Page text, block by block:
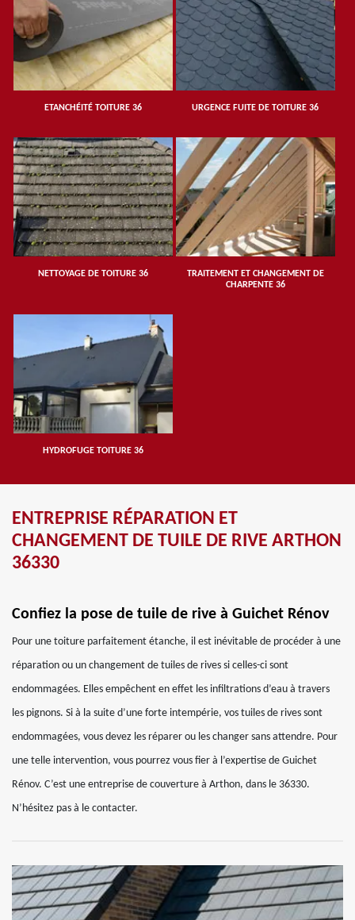
ETANCHÉITÉ TOITURE 36 URGENCE FUITE DE TOITURE 36
NETTOYAGE DE TOITURE 36
TRAITEMENT ET CHANGEMENT DE
CHARPENTE 36
HYDROFUGE TOITURE 36
ENTREPRISE RÉPARATION ET
CHANGEMENT DE TUILE DE RIVE ARTHON
36330
Confiez la pose de tuile de rive à Guichet Rénov
Pour une toiture parfaitement étanche, il est inévitable de procéder à une
réparation ou un changement de tuiles de rives si celles-ci sont
endommagées. Elles empêchent en effet les infiltrations d’eau à travers
les pignons. Si à la suite d’une forte intempérie, vos tuiles de rives sont
endommagées, vous devez les réparer ou les changer sans attendre. Pour
une telle intervention, vous pourrez vous fier à l’expertise de Guichet
Rénov. C’est une entreprise de couverture à Arthon, dans le 36330.
N’hésitez pas à le contacter.